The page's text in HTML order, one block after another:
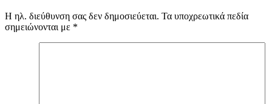
Η ηλ. διεύθυνση σας δεν δημοσιεύεται. Τα υποχρεωτικά πεδία
σημειώνονται με *